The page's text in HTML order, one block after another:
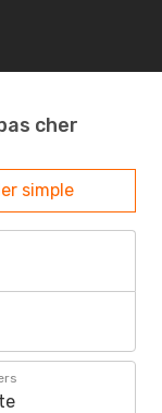
cher
simple